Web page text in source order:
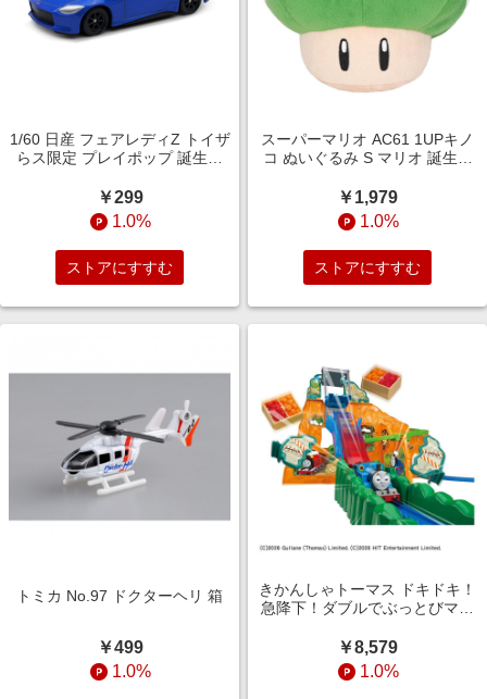
1/60 日産 フェアレディZ トイザ
らス限定 プレイポップ 誕生日
￥299
1.0%
ストアにすすむ
スーパーマリオ AC61 1UPキノ
コ ぬいぐるみ S マリオ 誕生日
￥1,979
1.0%
ストアにすすむ
トミカ No.97 ドクターヘリ 箱
￥499
1.0%
きかんしゃトーマス ドキドキ！
急降下！ダブルでぶっとびマウ
￥8,579
1.0%